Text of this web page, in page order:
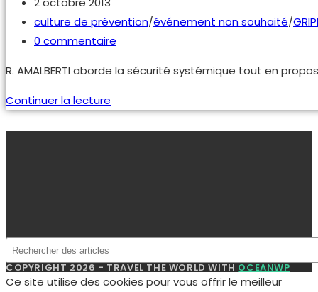
publiée :
Post
category:
culture de prévention/événement non souhaité/
Commentaires
la
publication :
0 commentaire
R. AMALBERTI aborde la sécurité systémique tout en
Continuer la lecture
COPYRIGHT 2026 - TRAVEL THE WORLD WITHOCEANWP
Ce site utilise des cookies pour vous offrir le meilleur